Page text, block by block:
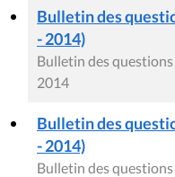
Bulletin des
- 2014)
Bulletin des
2014
Bulletin des
- 2014)
Bulletin des